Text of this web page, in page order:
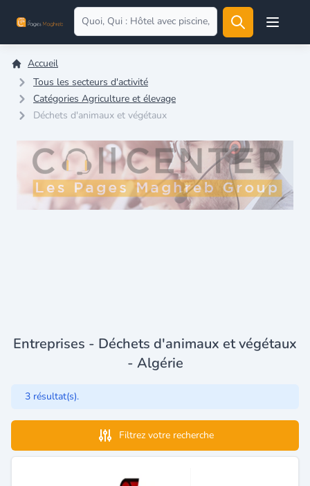
Open
Accueil
Tous les secteurs d'activité
Catégories Agriculture et élevage
Déchets d'animaux et végétaux
Entreprises - Déchets d'animaux et végétaux
- Algérie
3 résultat(s).
Filtrez votre recherche